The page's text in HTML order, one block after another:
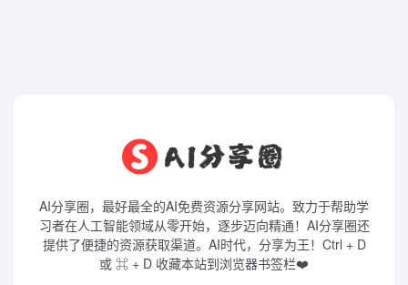
AI分享圈，最好最全的AI免费资源分享网站。致力于帮助学
习者在人工智能领域从零开始，逐步迈向精通！AI分享圈还
提供了便捷的资源获取渠道。AI时代，分享为王！Ctrl + D
或 ⌘ + D 收藏本站到浏览器书签栏❤️